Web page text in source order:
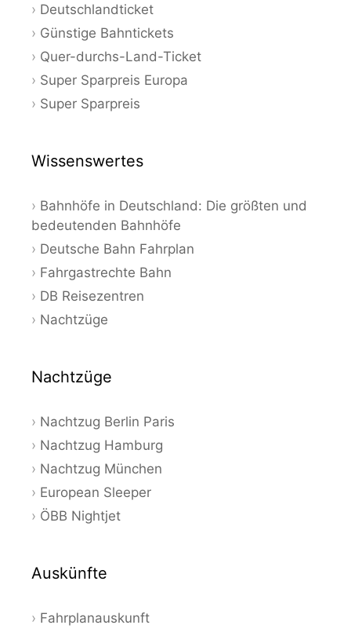
Deutschlandticket
Günstige Bahntickets
Quer-durchs-Land-Ticket
Super Sparpreis Europa
Super Sparpreis
Wissenswertes
Bahnhöfe in Deutschland: Die größten und
bedeutenden Bahnhöfe
Deutsche Bahn Fahrplan
Fahrgastrechte Bahn
DB Reisezentren
Nachtzüge
Nachtzüge
Nachtzug Berlin Paris
Nachtzug Hamburg
Nachtzug München
European Sleeper
ÖBB Nightjet
Auskünfte
Fahrplanauskunft